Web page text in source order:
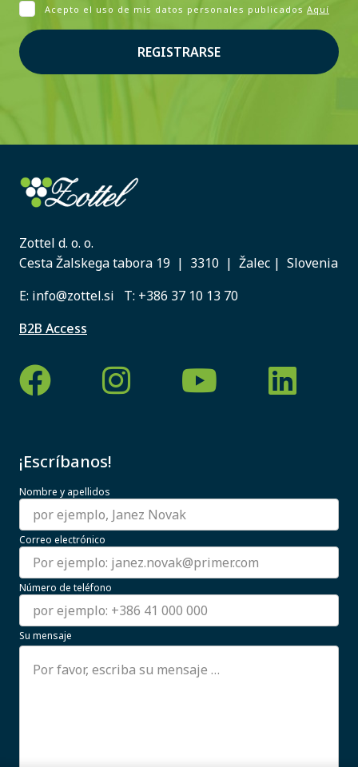
Acepto el uso de mis datos personales publicados Aquí
REGISTRARSE
Zottel d. o. o.
Cesta Žalskega tabora 19 | 3310 | Žalec | Slovenia
E: info@zottel.si T: +386 37 10 13 70
B2B Access
¡Escríbanos!
Nombre y apellidos
Correo electrónico
Número de teléfono
Su mensaje